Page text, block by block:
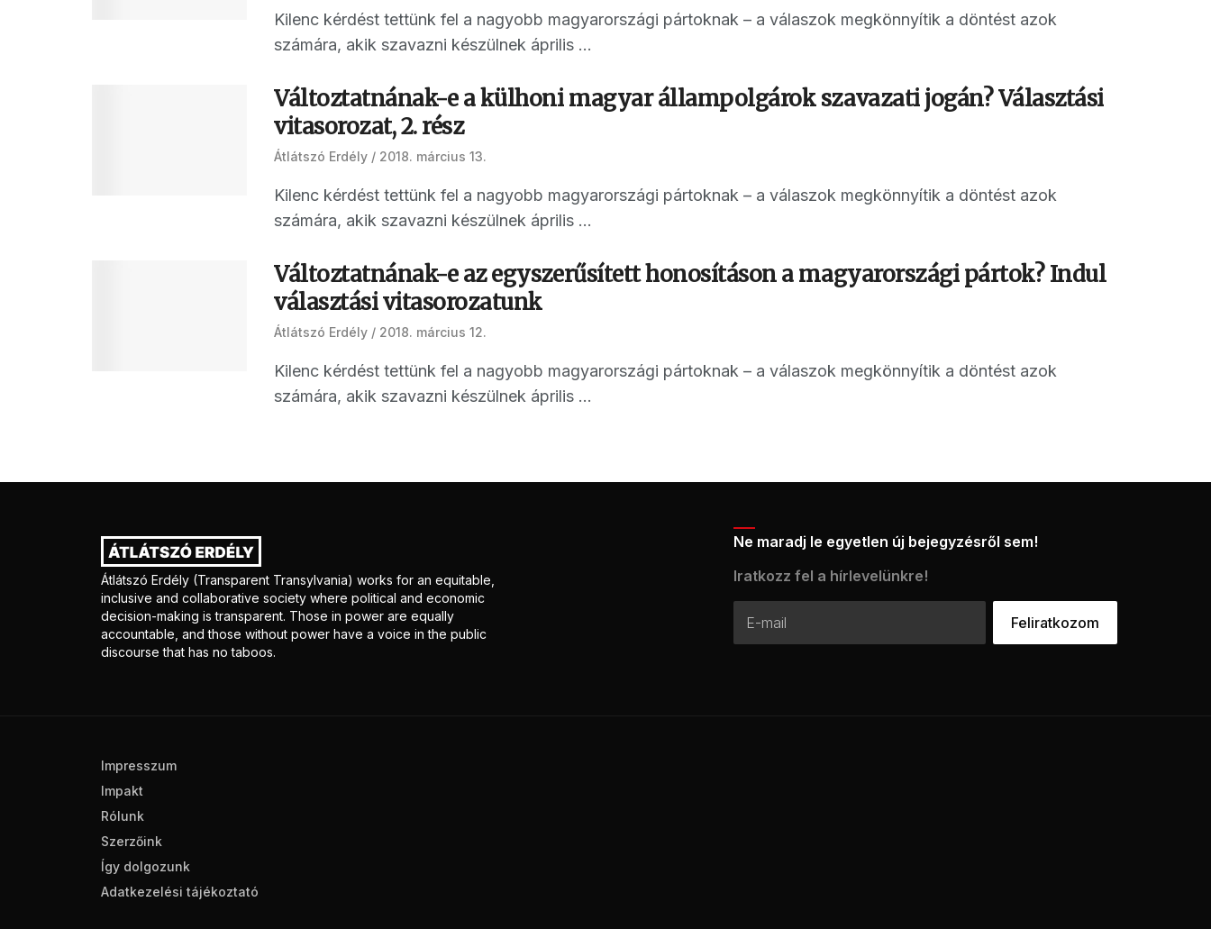
Kilenc kérdést tettünk fel a nagyobb magyarországi pártoknak – a válaszok megkönnyítik a döntést azok
számára, akik szavazni készülnek április ...
Változtatnának-e a külhoni magyar állampolgárok szavazati jogán? Választási
vitasorozat, 2. rész
Átlátszó Erdély 2018. március 13.
Kilenc kérdést tettünk fel a nagyobb magyarországi pártoknak – a válaszok megkönnyítik a döntést azok
számára, akik szavazni készülnek április ...
Változtatnának-e az egyszerűsített honosításon a magyarországi pártok? Indul
választási vitasorozatunk
Átlátszó Erdély 2018. március 12.
Kilenc kérdést tettünk fel a nagyobb magyarországi pártoknak – a válaszok megkönnyítik a döntést azok
számára, akik szavazni készülnek április ...
Átlátszó Erdély (Transparent Transylvania) works for an equitable,
inclusive and collaborative society where political and economic
decision-making is transparent. Those in power are equally
accountable, and those without power have a voice in the public
discourse that has no taboos.
Ne maradj le egyetlen új bejegyzésről sem!
Iratkozz fel a hírlevelünkre!
Impresszum
Impakt
Rólunk
Szerzőink
Így dolgozunk
Adatkezelési tájékoztató